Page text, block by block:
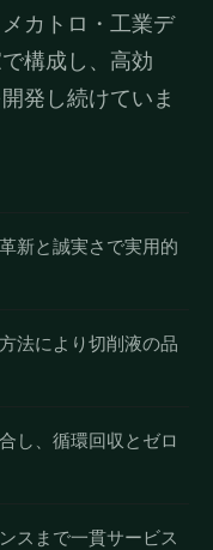
カトロ・工業デ
構成し、高効
発し続けていま
新と誠実さで実用的
法により切削液の品
し、循環回収とゼロ
スまで一貫サービス